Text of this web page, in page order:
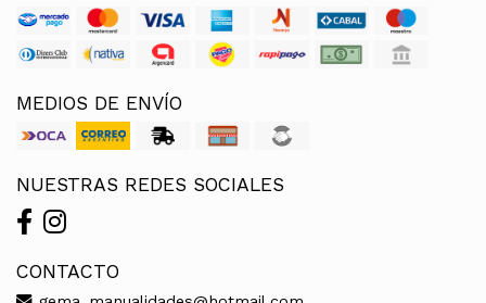
MEDIOS DE ENVÍO
NUESTRAS REDES SOCIALES
CONTACTO